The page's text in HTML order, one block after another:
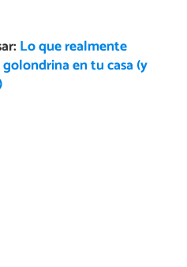
Lo que realmente
en tu casa (y